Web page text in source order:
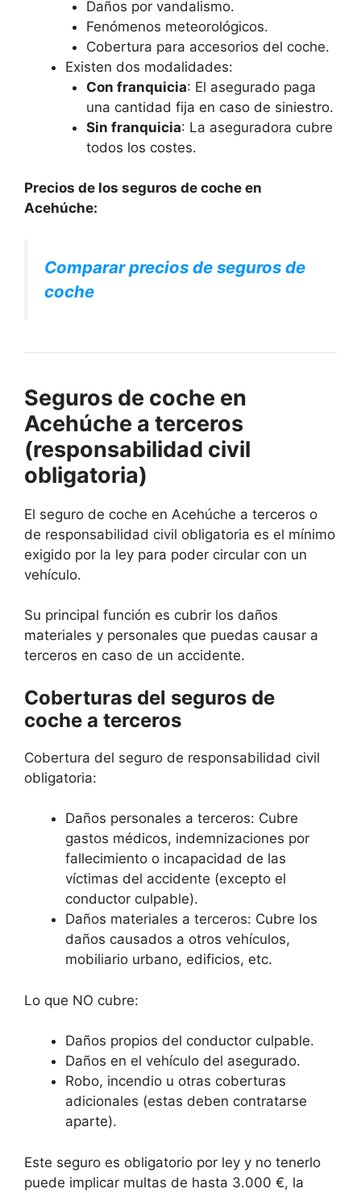
Daños por vandalismo.
Fenómenos meteorológicos.
Cobertura para accesorios del coche.
Existen dos modalidades:
Con franquicia: El asegurado paga
una cantidad fija en caso de siniestro.
Sin franquicia: La aseguradora cubre
todos los costes.
Precios de los seguros de coche en
Acehúche:
Comparar precios de seguros de
coche
Seguros de coche en
Acehúche a terceros
(responsabilidad civil
obligatoria)
El seguro de coche en Acehúche a terceros o
de responsabilidad civil obligatoria es el mínimo
exigido por la ley para poder circular con un
vehículo.
Su principal función es cubrir los daños
materiales y personales que puedas causar a
terceros en caso de un accidente.
Coberturas del seguros de
coche a terceros
Cobertura del seguro de responsabilidad civil
obligatoria:
Daños personales a terceros: Cubre
gastos médicos, indemnizaciones por
fallecimiento o incapacidad de las
víctimas del accidente (excepto el
conductor culpable).
Daños materiales a terceros: Cubre los
daños causados a otros vehículos,
mobiliario urbano, edificios, etc.
Lo que NO cubre:
Daños propios del conductor culpable.
Daños en el vehículo del asegurado.
Robo, incendio u otras coberturas
adicionales (estas deben contratarse
aparte).
Este seguro es obligatorio por ley y no tenerlo
puede implicar multas de hasta 3.000 €, la